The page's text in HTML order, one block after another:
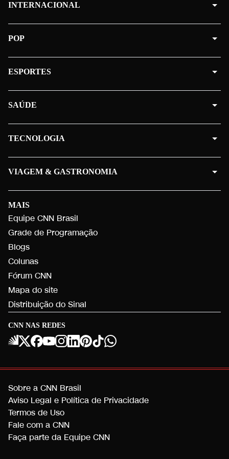
CNN NAS REDES
MAIS
Equipe CNN Brasil
Grade de Programação
Blogs
Colunas
Fórum CNN
Mapa do site
Distribuição do Sinal
INTERNACIONAL
POP
ESPORTES
SAÚDE
TECNOLOGIA
VIAGEM & GASTRONOMIA
Sobre a CNN Brasil
Aviso Legal e Política de Privacidade
Termos de Uso
Fale com a CNN
Faça parte da Equipe CNN